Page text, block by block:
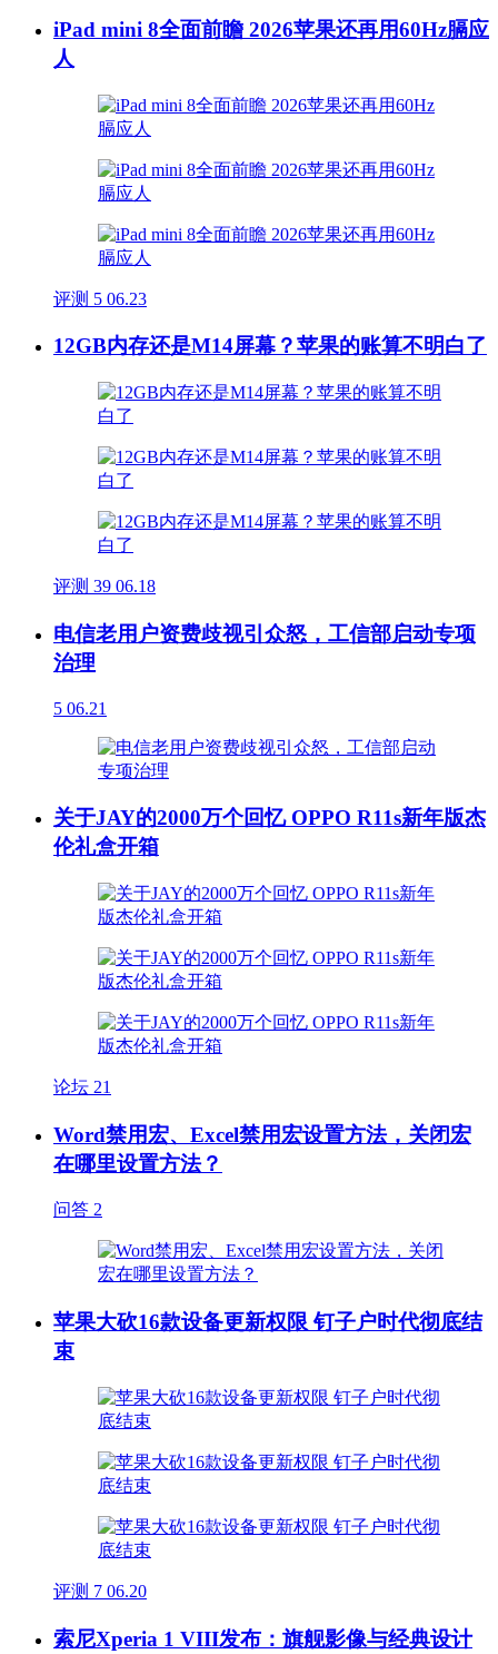
iPad mini 8全面前瞻 2026苹果还再用60Hz膈应
人
评测 5 06.23
12GB内存还是M14屏幕？苹果的账算不明白了
评测 39 06.18
电信老用户资费歧视引众怒，工信部启动专项
治理
5 06.21
关于JAY的2000万个回忆 OPPO R11s新年版杰
伦礼盒开箱
论坛 21
Word禁用宏、Excel禁用宏设置方法，关闭宏
在哪里设置方法？
问答 2
苹果大砍16款设备更新权限 钉子户时代彻底结
束
评测 7 06.20
索尼Xperia 1 VIII发布：旗舰影像与经典设计